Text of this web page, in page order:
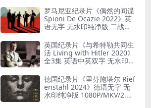
罗马尼亚纪录片《偶然的间谍
Spioni De Ocazie 2022》英
语无字 无水印纯净版 二战谍
英国纪录片《与希特勒共同生
活 Living with Hitler 2020》
全3集 英语中英双字 无水印纯
勒共存
德国纪录片《里芬施塔尔 Rief
enstahl 2024》德语无字 无
水印纯净版 1080P/MKV/2.12